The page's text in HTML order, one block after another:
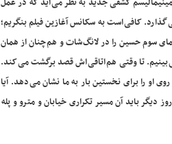
کافی است به سکانس آغازین فیلم بنگریم؛
سوم حسین را در لانگ شات و هم چنان از همان
بینیم. تا وقتی هم اتاقی اش قصد برگشت می کند.
را برای نخستین بار به ما نشان می دهد. آیا
باید آن مسیر تکراری خیابان و مترو و پله